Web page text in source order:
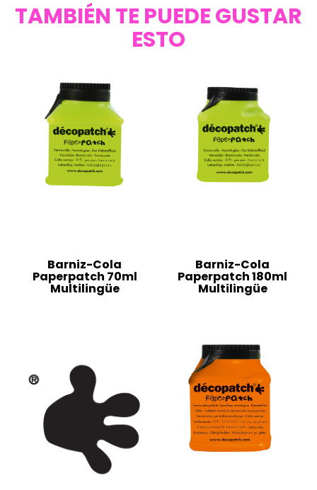
TAMBIÉN TE PUEDE GUSTAR
ESTO
Barniz-Cola
Paperpatch 70ml
Multilingüe
Barniz-Cola
Paperpatch 180ml
Multilingüe